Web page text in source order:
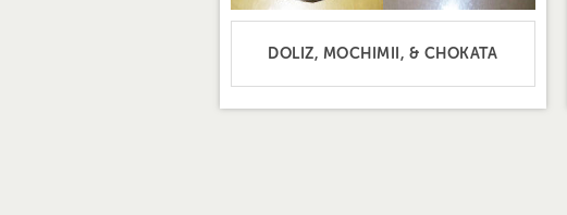
DOLIZ, MOCHIMII, & CHOKATA